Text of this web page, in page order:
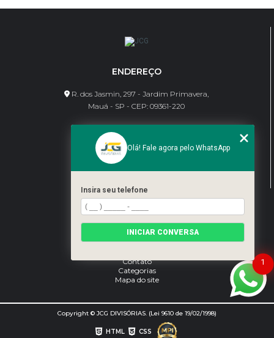
ENDEREÇO
R. dos Jasmin, 297 - Jardim Primavera,
Mauá - SP - CEP: 09361-220
CONTATO
(11) 95462-8630
bene@jcgdivisorias.com
Home
Sobre Nós
Serviços
Contato
Categorias
Mapa do site
Copyright © JCG DIVISÓRIAS. (Lei 9610 de 19/02/1998)
HTML CSS
1
Olá! Fale agora pelo WhatsApp
Insira seu telefone
INICIAR CONVERSA